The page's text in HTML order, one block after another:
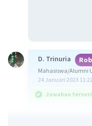
D. Trinuria
Mahasiswa/Alumni
24 Januari 2023 11:22
Jawaban